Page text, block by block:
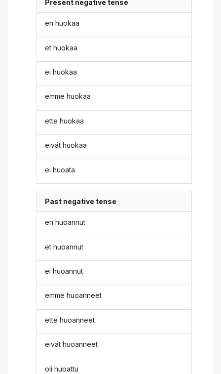
Present negative tense
en huokaa
et huokaa
ei huokaa
emme huokaa
ette huokaa
eivät huokaa
ei huoata
Past negative tense
en huoannut
et huoannut
ei huoannut
emme huoanneet
ette huoanneet
eivät huoanneet
oli huoattu